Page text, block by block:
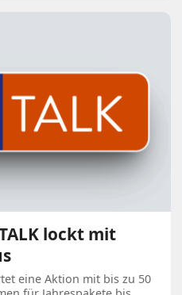
lockt mit
eine Aktion mit bis zu 50